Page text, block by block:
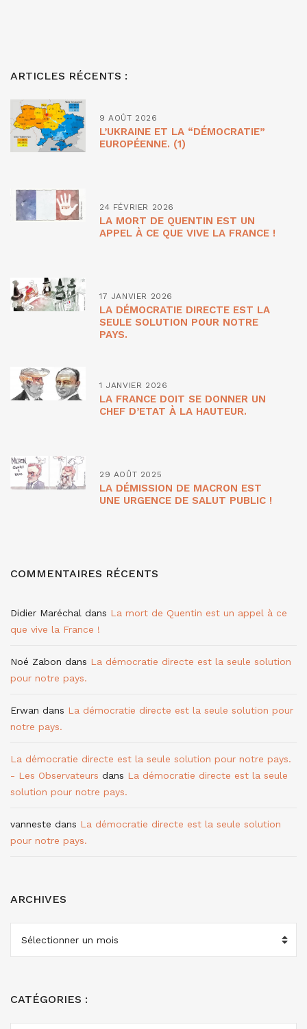
ARTICLES RÉCENTS :
9 AOÛT 2026
L’UKRAINE ET LA “DÉMOCRATIE”
EUROPÉENNE. (1)
24 FÉVRIER 2026
LA MORT DE QUENTIN EST UN
APPEL À CE QUE VIVE LA FRANCE !
17 JANVIER 2026
LA DÉMOCRATIE DIRECTE EST LA
SEULE SOLUTION POUR NOTRE
PAYS.
1 JANVIER 2026
LA FRANCE DOIT SE DONNER UN
CHEF D’ETAT À LA HAUTEUR.
29 AOÛT 2025
LA DÉMISSION DE MACRON EST
UNE URGENCE DE SALUT PUBLIC !
COMMENTAIRES RÉCENTS
Didier Maréchal dans La mort de Quentin est un appel à ce
que vive la France !
Noé Zabon dans La démocratie directe est la seule solution
pour notre pays.
Erwan dans La démocratie directe est la seule solution pour
notre pays.
La démocratie directe est la seule solution pour notre pays.
- Les Observateurs dans La démocratie directe est la seule
solution pour notre pays.
vanneste dans La démocratie directe est la seule solution
pour notre pays.
ARCHIVES
ARCHIVES
CATÉGORIES :
CATÉGORIES